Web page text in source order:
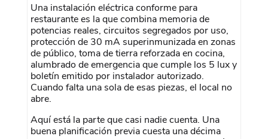
Una instalación eléctrica conforme para
restaurante es la que combina memoria de
potencias reales, circuitos segregados por uso,
protección de 30 mA superinmunizada en zonas
de público, toma de tierra reforzada en cocina,
alumbrado de emergencia que cumple los 5 lux y
boletín emitido por instalador autorizado.
Cuando falta una sola de esas piezas, el local no
abre.
Aquí está la parte que casi nadie cuenta. Una
buena planificación previa cuesta una décima